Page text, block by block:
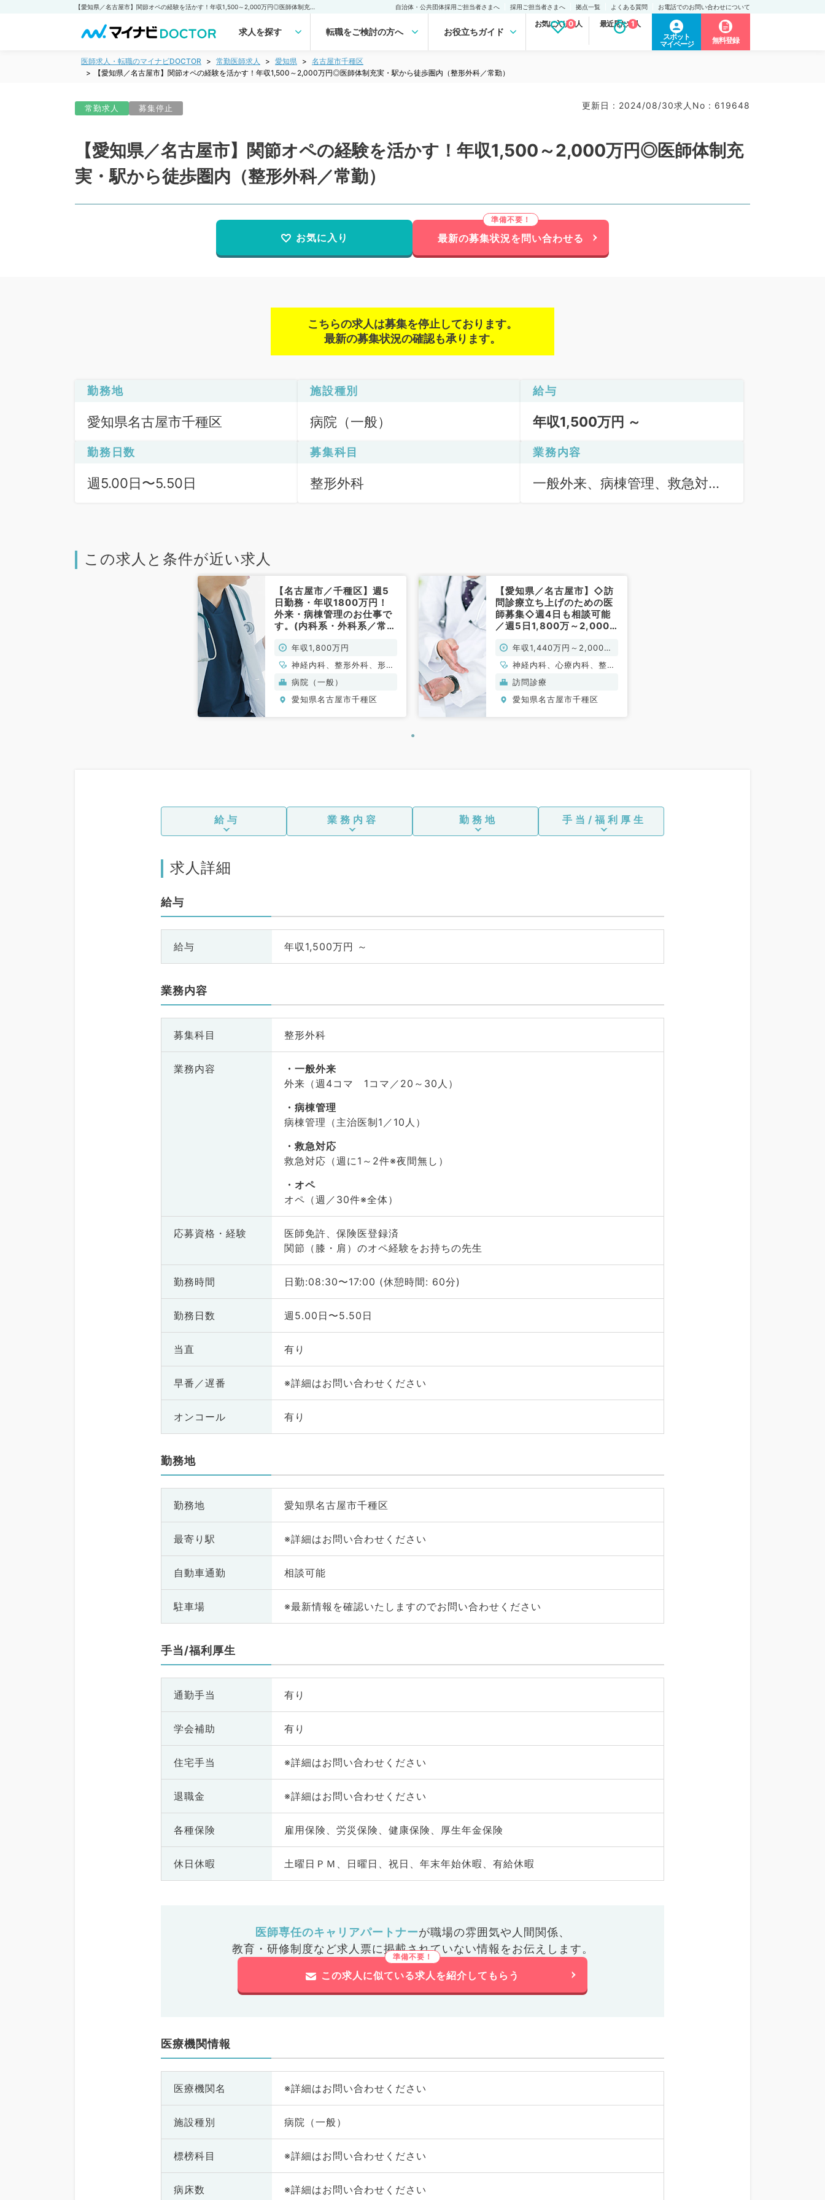
自治体・公共団体採用ご担当者さまへ 採用ご担当者さまへ 拠点一覧 よくある質問 お電話でのお問い合わせについて
求人を探す 転職をご検討の方へ お役立ちガイド
お気に入り求人
0 最近見た求人
1
スポット
マイページ
無料登録
医師求人・転職のマイナビDOCTOR 常勤医師求人 愛知県
名古屋市千種区
【愛知県／名古屋市】関節オペの経験を活かす！年収1,500～2,000万円◎医師体制充実・駅から徒歩圏内（整形外科／常勤）
常勤求人 募集停止 更新日 : 2024/08/30求人No : 619648
【愛知県／名古屋市】関節オペの経験を活かす！年収1,500～2,000万円◎医師体制充
実・駅から徒歩圏内（整形外科／常勤）
お気に入り 最新の募集状況を問い合わせる
こちらの求人は募集を停止しております。
最新の募集状況の確認も承ります。
勤務地
愛知県名古屋市千種区
施設種別
病院（一般）
給与
年収1,500万円 ～
勤務日数
週5.00日〜5.50日
募集科目
整形外科
業務内容
一般外来、病棟管理、救急対
この求人と条件が近い求人
【名古屋市／千種区】週5
日勤務・年収1800万円！
外来・病棟管理のお仕事で
す。(内科系・外科系／常
年収1,800万円
神経内科、整形外科、形成
外科、脳神経外科、呼吸器
外科、心臓血管外科、泌尿
器科、一般内科、循環器内
病院（一般）
愛知県名古屋市千種区
【愛知県／名古屋市】◇訪
問診療立ち上げのための医
師募集◇週4日も相談可能
／週5日1,800万～2,000
通勤便利です！（科目不問
／常勤）
年収1,440万円～2,000万
円
神経内科、心療内科、整形
外科、形成外科、脳神経外
科、呼吸器外科、心臓血管
外科、小児外科、泌尿器
訪問診療
愛知県名古屋市千種区
給与 業務内容 勤務地 手当/福利厚生
求人詳細
給与
給与 年収1,500万円 ～
業務内容
募集科目 整形外科
業務内容
一般外来
外来（週4コマ 1コマ／20～30人）
病棟管理
病棟管理（主治医制1／10人）
救急対応
救急対応（週に1～2件※夜間無し）
オペ
オペ（週／30件※全体）
応募資格・ 経験
医師免許、保険医登録済
関節（膝・肩）のオペ経験をお持ちの先生
勤務時間 日勤:08:30〜17:00 (休憩時間: 60分)
勤務日数 週5.00日〜5.50日
当直 有り
早番／遅番 ※詳細はお問い合わせください
オンコール 有り
勤務地
勤務地 愛知県名古屋市千種区
最寄り駅 ※詳細はお問い合わせください
自動車通勤 相談可能
駐車場 ※最新情報を確認いたしますのでお問い合わせください
手当/福利厚生
通勤手当 有り
学会補助 有り
住宅手当 ※詳細はお問い合わせください
退職金 ※詳細はお問い合わせください
各種保険 雇用保険、労災保険、健康保険、厚生年金保険
休日休暇 土曜日ＰＭ、日曜日、祝日、年末年始休暇、有給休暇
医師専任のキャリアパートナーが職場の雰囲気や人間関係、
教育・研修制度など求人票に掲載されていない情報をお伝えします。
この求人に似ている求人を紹介してもらう
医療機関情報
医療機関名 ※詳細はお問い合わせください
施設種別 病院（一般）
標榜科目 ※詳細はお問い合わせください
病床数 ※詳細はお問い合わせください